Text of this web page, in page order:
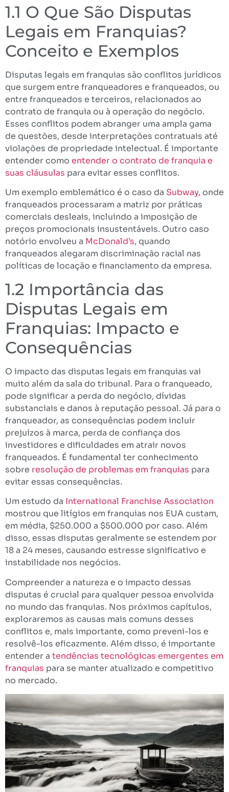
1.1 O Que São Disputas
Legais em Franquias?
Conceito e Exemplos
Disputas legais em franquias são conflitos jurídicos
que surgem entre franqueadores e franqueados, ou
entre franqueados e terceiros, relacionados ao
contrato de franquia ou à operação do negócio.
Esses conflitos podem abranger uma ampla gama
de questões, desde interpretações contratuais até
violações de propriedade intelectual. É importante
entender como entender o contrato de franquia e
suas cláusulas para evitar esses conflitos.
Um exemplo emblemático é o caso da Subway, onde
franqueados processaram a matriz por práticas
comerciais desleais, incluindo a imposição de
preços promocionais insustentáveis. Outro caso
notório envolveu a McDonald’s, quando
franqueados alegaram discriminação racial nas
políticas de locação e financiamento da empresa.
1.2 Importância das
Disputas Legais em
Franquias: Impacto e
Consequências
O impacto das disputas legais em franquias vai
muito além da sala do tribunal. Para o franqueado,
pode significar a perda do negócio, dívidas
substanciais e danos à reputação pessoal. Já para o
franqueador, as consequências podem incluir
prejuízos à marca, perda de confiança dos
investidores e dificuldades em atrair novos
franqueados. É fundamental ter conhecimento
sobre resolução de problemas em franquias para
evitar essas consequências.
Um estudo da International Franchise Association
mostrou que litígios em franquias nos EUA custam,
em média, $250.000 a $500.000 por caso. Além
disso, essas disputas geralmente se estendem por
18 a 24 meses, causando estresse significativo e
instabilidade nos negócios.
Compreender a natureza e o impacto dessas
disputas é crucial para qualquer pessoa envolvida
no mundo das franquias. Nos próximos capítulos,
exploraremos as causas mais comuns desses
conflitos e, mais importante, como preveni-los e
resolvê-los eficazmente. Além disso, é importante
entender a tendências tecnológicas emergentes em
franquias para se manter atualizado e competitivo
no mercado.